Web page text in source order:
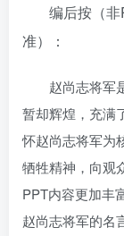
编后按（
准）：
赵尚志将军
暂却辉煌，充满
怀赵尚志将军为
牺牲精神，向观
PPT内容更加丰
赵尚志将军的名